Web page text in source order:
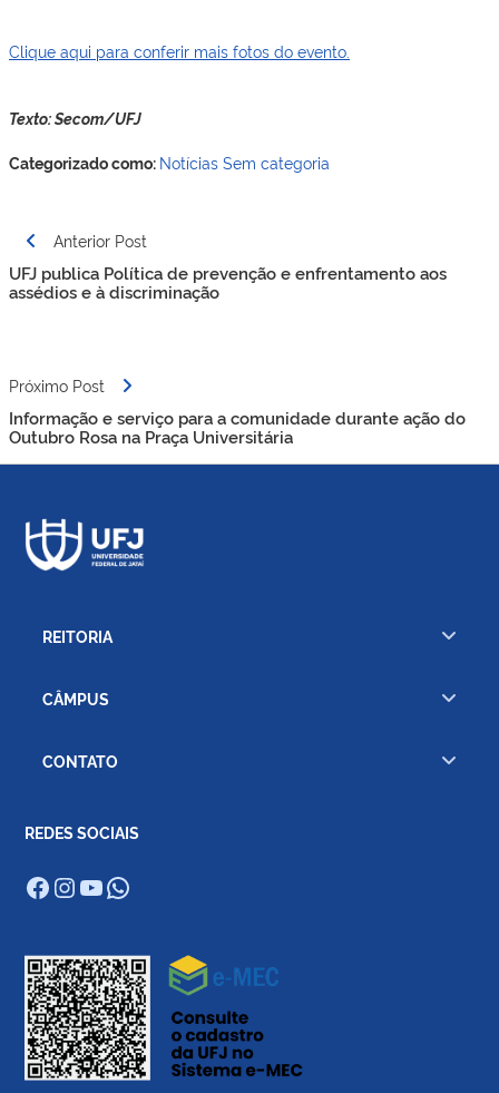
Clique aqui para conferir mais fotos do evento.
Texto: Secom/UFJ
Categorizado como: Notícias Sem categoria
Navegação
de
Post
Anterior Post
UFJ publica Política de prevenção e enfrentamento aos
assédios e à discriminação
Próximo Post
Informação e serviço para a comunidade durante ação do
Outubro Rosa na Praça Universitária
REITORIA
CÂMPUS
CONTATO
REDES SOCIAIS
Facebook
Instagram
Youtube
WhatsApp